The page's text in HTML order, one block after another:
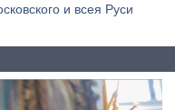
и всея Руси